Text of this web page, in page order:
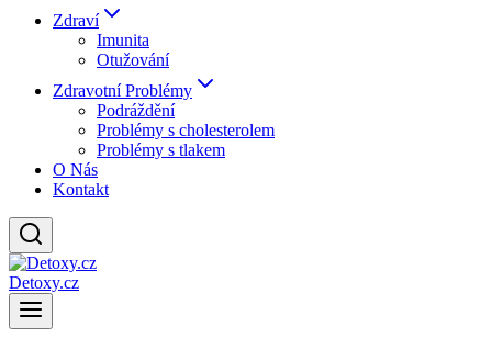
Zdraví
Imunita
Otužování
Zdravotní Problémy
Podráždění
Problémy s cholesterolem
Problémy s tlakem
O Nás
Kontakt
Detoxy.cz